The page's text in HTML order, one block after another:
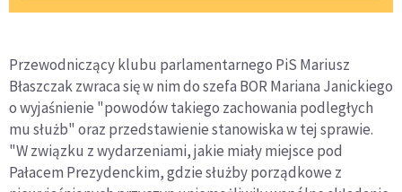
Przewodniczący klubu parlamentarnego PiS Mariusz
Błaszczak zwraca się w nim do szefa BOR Mariana Janickiego
o wyjaśnienie "powodów takiego zachowania podległych
mu służb" oraz przedstawienie stanowiska w tej sprawie.
"W związku z wydarzeniami, jakie miały miejsce pod
Pałacem Prezydenckim, gdzie służby porządkowe z